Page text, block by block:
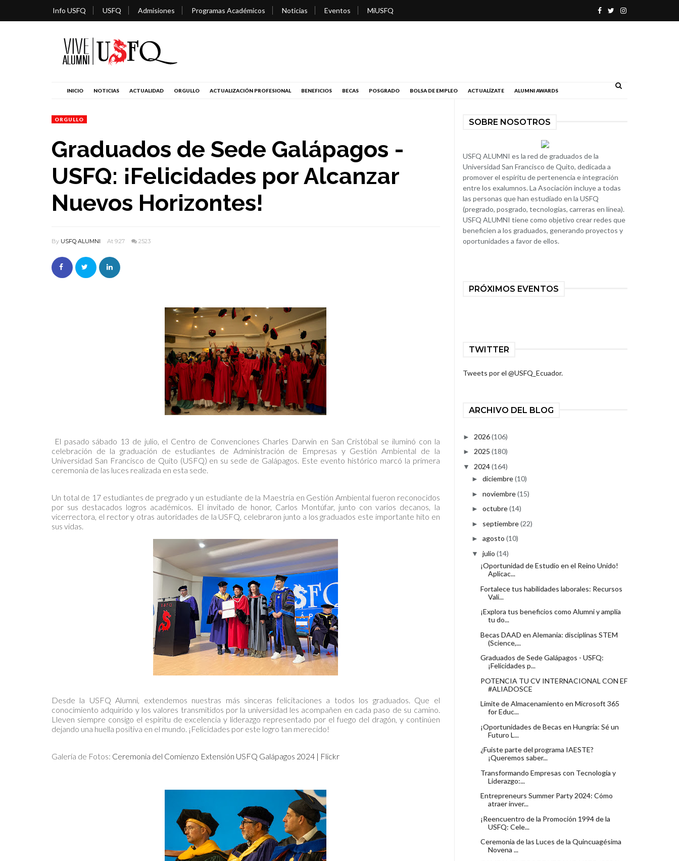
Info USFQ USFQ Admisiones Programas Académicos Noticias Eventos MiUSFQ
INICIO NOTICIAS ACTUALIDAD ORGULLO ACTUALIZACIÓN PROFESIONAL BENEFICIOS BECAS POSGRADO BOLSA DE EMPLEO ACTUALÍZATE ALUMNI AWARDS
ORGULLO
Graduados de Sede Galápagos -
USFQ: ¡Felicidades por Alcanzar
Nuevos Horizontes!
By USFQ ALUMNI At 9:27 2523
El pasado sábado 13 de julio, el Centro de Convenciones Charles Darwin en San Cristóbal se iluminó con la
celebración de la graduación de estudiantes de Administración de Empresas y Gestión Ambiental de la
Universidad San Francisco de Quito (USFQ) en su sede de Galápagos. Este evento histórico marcó la primera
ceremonia de las luces realizada en esta sede.
Un total de 17 estudiantes de pregrado y un estudiante de la Maestría en Gestión Ambiental fueron reconocidos
por sus destacados logros académicos. El invitado de honor, Carlos Montúfar, junto con varios decanos, la
vicerrectora, el rector y otras autoridades de la USFQ, celebraron junto a los graduados este importante hito en
sus vidas.
Desde la USFQ Alumni, extendemos nuestras más sinceras felicitaciones a todos los graduados. Que el
conocimiento adquirido y los valores transmitidos por la universidad les acompañen en cada paso de su camino.
Lleven siempre consigo el espíritu de excelencia y liderazgo representado por el fuego del dragón, y continúen
dejando una huella positiva en el mundo. ¡Felicidades por este logro tan merecido!
Galería de Fotos: Ceremonia del Comienzo Extensión USFQ Galápagos 2024 | Flickr
SOBRE NOSOTROS
USFQ ALUMNI es la red de graduados de la
Universidad San Francisco de Quito, dedicada a
promover el espíritu de pertenencia e integración
entre los exalumnos. La Asociación incluye a todas
las personas que han estudiado en la USFQ
(pregrado, posgrado, tecnologías, carreras en línea).
USFQ ALUMNI tiene como objetivo crear redes que
beneficien a los graduados, generando proyectos y
oportunidades a favor de ellos.
PRÓXIMOS EVENTOS
TWITTER
Tweets por el @USFQ_Ecuador.
ARCHIVO DEL BLOG
► 2026(106)
► 2025 (180)
▼ 2024(164)
► diciembre(10)
► noviembre(15)
► octubre(14)
► septiembre(22)
► agosto (10)
▼ julio (14)
¡Oportunidad de Estudio en el Reino Unido!
Aplicac...
Fortalece tus habilidades laborales: Recursos
Vali...
¡Explora tus beneficios como Alumni y amplía
tu do...
Becas DAAD en Alemania: disciplinas STEM
(Science,...
Graduados de Sede Galápagos - USFQ:
¡Felicidades p...
POTENCIA TU CV INTERNACIONAL CON EF
#ALIADOSCE
Límite de Almacenamiento en Microsoft 365
for Educ...
¡Oportunidades de Becas en Hungría: Sé un
Futuro L...
¿Fuiste parte del programa IAESTE?
¡Queremos saber...
Transformando Empresas con Tecnología y
Liderazgo:...
Entrepreneurs Summer Party 2024: Cómo
atraer inver...
¡Reencuentro de la Promoción 1994 de la
USFQ: Cele...
Ceremonia de las Luces de la Quincuagésima
Novena ...